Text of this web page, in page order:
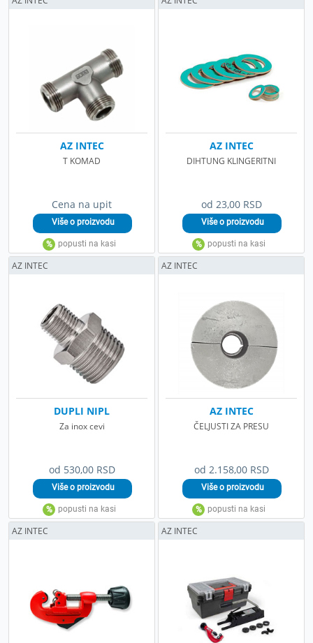
Cena na upit
AZ INTEC
T KOMAD
od 23,00 RSD
AZ INTEC
DIHTUNG KLINGERITNI
od 530,00 RSD
DUPLI NIPL
Za inox cevi
AZ INTEC
od 2.158,00 RSD
AZ INTEC
ČELJUSTI ZA PRESU
AZ INTEC
AZ INTEC AZ INTEC